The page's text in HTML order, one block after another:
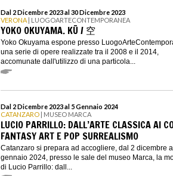
Dal 2 Dicembre 2023 al 30 Dicembre 2023
VERONA | LUOGOARTECONTEMPORANEA
YOKO OKUYAMA. KŪ / 空
Yoko Okuyama espone presso
una serie di opere realizzate tra il 2008 e il 2014,
accomunate dall'utilizzo di una particola...
Dal 2 Dicembre 2023 al 5 Gennaio 2024
CATANZARO | MUSEO MARCA
LUCIO PARRILLO: DALL’ARTE CLASSICA AI
FANTASY ART E POP SURREALISMO
Catanzaro si prepara ad accogliere, dal 2 dicembre
gennaio 2024, presso le sale del museo Marca, la
di Lucio Parrillo: dall...